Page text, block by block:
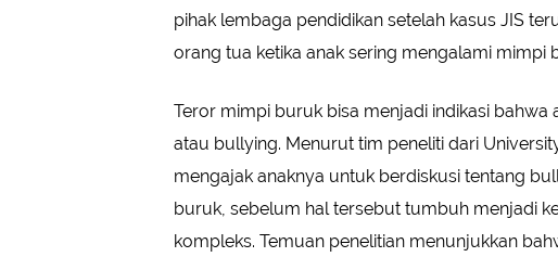
pihak lembaga pendidikan setelah kasus JIS
orang tua ketika anak sering mengalami mimpi
Teror mimpi buruk bisa menjadi indikasi bahwa
atau bullying. Menurut tim peneliti dari
mengajak anaknya untuk berdiskusi tentang
buruk, sebelum hal tersebut tumbuh menjadi
kompleks. Temuan penelitian menunjukkan